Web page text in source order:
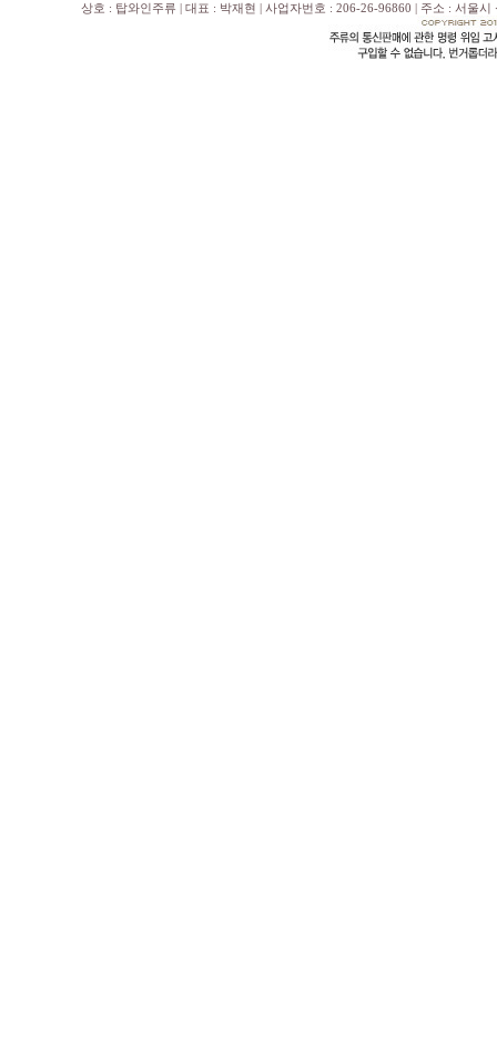
상호 : 탑와인주류 | 대표 : 박재현 | 사업자번호 : 206-26-96860 | 주소 : 서울